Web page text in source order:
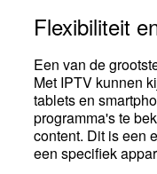
Flexibiliteit
Een van de
Met IPTV kunnen
tablets en
programma's te
content. Dit is een
een specifiek